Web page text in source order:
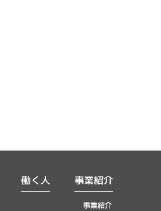
働く人 事業紹介
事業紹介